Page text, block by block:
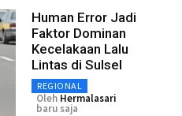
Human Error Jadi
Faktor Dominan
Kecelakaan Lalu
Lintas di Sulsel
REGIONAL
Oleh Hermalasari
baru saja